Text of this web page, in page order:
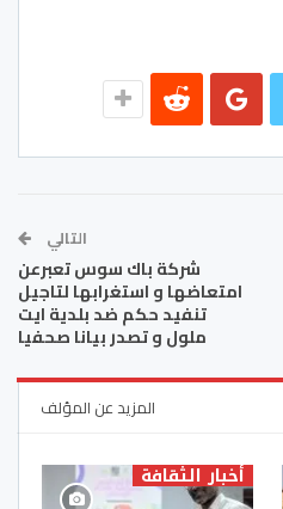
التالي
شركة باك سوس تعبرعن
امتعاضها و استغرابها لتاجيل
تنفيد حكم ضد بلدية ايت
ملول و تصدر بيانا صحفيا
المزيد عن المؤلف
أخبار الثقافة